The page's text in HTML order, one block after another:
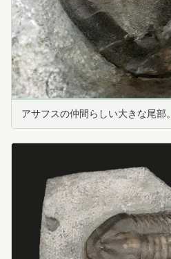
アサフスの仲間らしい大きな尾部。